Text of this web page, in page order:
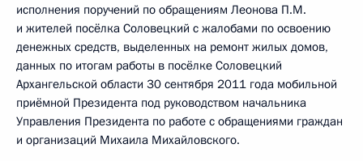
исполнения поручений по обращениям Леонова П.М.
и жителей посёлка Соловецкий с жалобами по освоению
денежных средств, выделенных на ремонт жилых домов,
данных по итогам работы в посёлке Соловецкий
Архангельской области 30 сентября 2011 года мобильной
приёмной Президента под руководством начальника
Управления Президента по работе с обращениями граждан
и организаций Михаила Михайловского.